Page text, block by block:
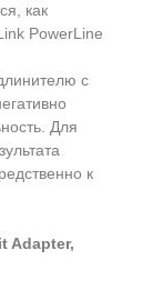
как
PowerLine
с
Для
к
Adapter,